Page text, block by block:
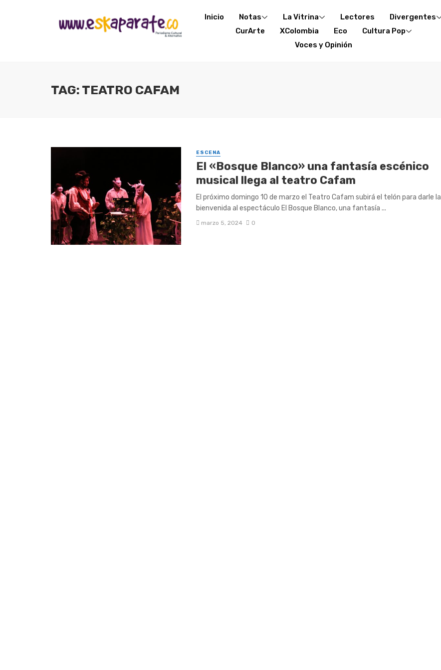
Inicio Notas La Vitrina Lectores
Divergentes
CurArte
XColombia Eco
Cultura Pop
Voces y Opinión
TAG: TEATRO CAFAM
ESCENA
El «Bosque Blanco» una fantasía escénico
musical llega al teatro Cafam
El próximo domingo 10 de marzo el Teatro Cafam subirá el telón para darle la
bienvenida al espectáculo El Bosque Blanco, una fantasía ...
marzo 5, 2024 0